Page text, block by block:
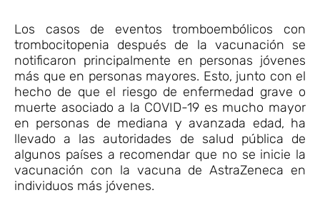
Los casos de eventos tromboembólicos con
trombocitopenia después de la vacunación se
notificaron principalmente en personas jóvenes
más que en personas mayores. Esto, junto con el
hecho de que el riesgo de enfermedad grave o
muerte asociado a la COVID-19 es mucho mayor
en personas de mediana y avanzada edad, ha
llevado a las autoridades de salud pública de
algunos países a recomendar que no se inicie la
vacunación con la vacuna de AstraZeneca en
individuos más jóvenes.